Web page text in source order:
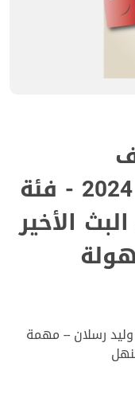
المسرحي المدرسي 2024 - فئة
الأخير
الرفاعي -- إيفو 9 / خالد وليد رسلان -- مهمة